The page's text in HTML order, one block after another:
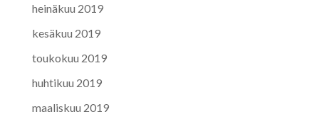
heinäkuu 2019
kesäkuu 2019
toukokuu 2019
huhtikuu 2019
maaliskuu 2019